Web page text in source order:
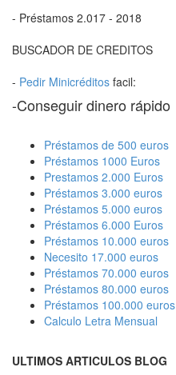
- Préstamos 2.017 - 2018
BUSCADOR DE CREDITOS
- Pedir Minicréditos facil:
-Conseguir dinero rápido
Préstamos de 500 euros
Préstamos 1000 Euros
Prestamos 2.000 Euros
Préstamos 3.000 euros
Préstamos 5.000 euros
Préstamos 6.000 Euros
Préstamos 10.000 euros
Necesito 17.000 euros
Préstamos 70.000 euros
Préstamos 80.000 euros
Préstamos 100.000 euros
Calculo Letra Mensual
ULTIMOS ARTICULOS BLOG